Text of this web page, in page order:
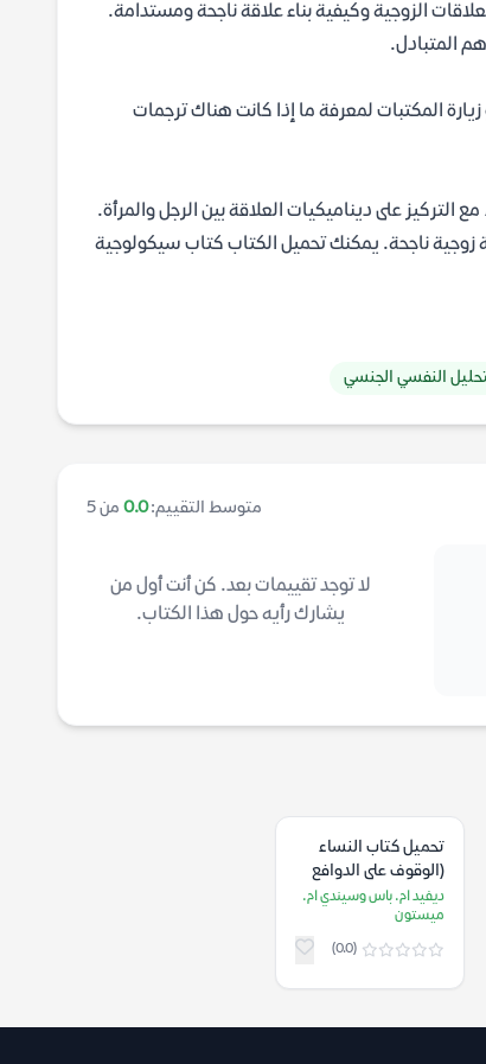
الزوجية وكيفية بناء علاقة ناجحة ومستدامة.
المتبادل.
المكتبات لمعرفة ما إذا كانت هناك ترجمات
التركيز على ديناميكيات العلاقة بين الرجل والمرأة.
زوجية ناجحة. يمكنك تحميل الكتاب كتاب سيكولوجية
النفسي الجنسي
متوسط التقييم:0.0 من 5
لا توجد تقييمات بعد. كن أنت أول من
يشارك رأيه حول هذا الكتاب.
تحميل كتاب النساء
(الوقوف على الدوافع
الجنسية من الثأر إلى
المغامرة) – ديفيد ام.
باس وسيندي ام.
ديفيد ام. باس وسيندي ام.
ميستون
(0.0)